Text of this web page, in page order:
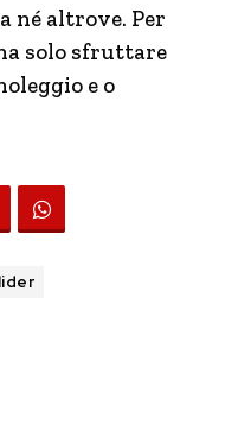
né altrove. Per
solo sfruttare
e o